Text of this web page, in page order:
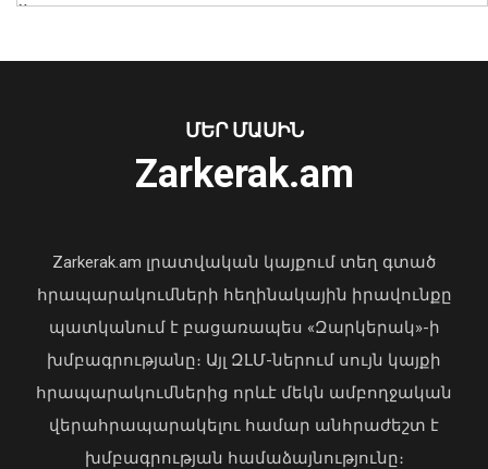
02 Օգոստոս, 2026 15:22
ախտանիշներով դիմել է ԲԿ. ՀՎԿԱԿ
02 Օգոստոս, 2026 15:06
եկել. Կոնջորյանը՝ «Հայաստան»
դաշինքի պատգամավորներին
04 Օգոստոս, 2026 15:53
«Ուժեղ Հայաստան»-ը դեմ է
քվեարկելու ԱԺ նախագահի
պաշտոնում Ռուբեն Ռուբինյանի
ՄԵՐ ՄԱՍԻՆ
Zarkerak.am
Zarkerak.am լրատվական կայքում տեղ գտած
հրապարակումների հեղինակային իրավունքը
պատկանում է բացառապես «Զարկերակ»-ի
խմբագրությանը։ Այլ ԶԼՄ-ներում սույն կայքի
հրապարակումներից որևէ մեկն ամբողջական
վերահրապարակելու համար անհրաժեշտ է
խմբագրության համաձայնությունը։